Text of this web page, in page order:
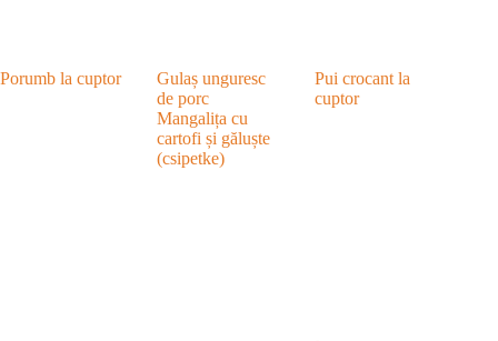
Porumb la cuptor
Gulaș unguresc
de porc
Mangalița cu
cartofi și găluște
(csipetke)
Pui crocant la
cuptor